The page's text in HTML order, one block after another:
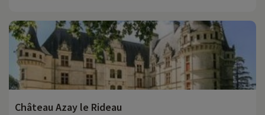
Château Azay le Rideau